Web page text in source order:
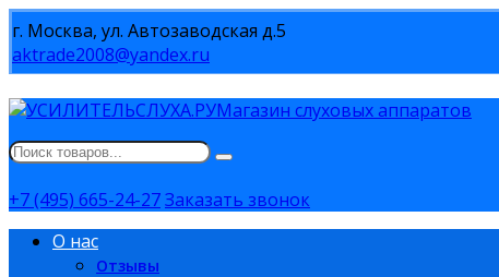
г. Москва, ул. Автозаводская д.5
aktrade2008@yandex.ru
Магазин слуховых аппаратов
+7 (495) 665-24-27Заказать звонок
О нас
Отзывы